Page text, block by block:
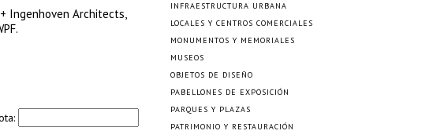
Ingenhoven Architects,
INFRAESTRUCTURA URBANA
LOCALES Y CENTROS COMERCIALES
MONUMENTOS Y MEMORIALES
MUSEOS
OBJETOS DE DISEÑO
PABELLONES DE EXPOSICIÓN
PARQUES Y PLAZAS
PATRIMONIO Y RESTAURACIÓN